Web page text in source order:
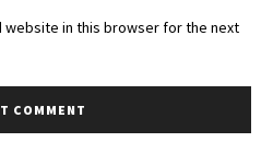
website in this browser for the next